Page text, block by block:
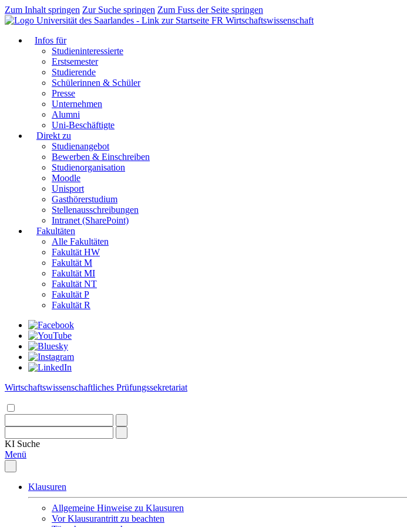
Zum Inhalt springen Zur Suche springen Zum Fuss der Seite springen
FR Wirtschaftswissenschaft
Infos für
Studieninteressierte
Erstsemester
Studierende
Schülerinnen & Schüler
Presse
Unternehmen
Alumni
Uni-Beschäftigte
Direkt zu
Studienangebot
Bewerben & Einschreiben
Studienorganisation
Moodle
Unisport
Gasthörerstudium
Stellenausschreibungen
Intranet (SharePoint)
Fakultäten
Alle Fakultäten
Fakultät HW
Fakultät M
Fakultät MI
Fakultät NT
Fakultät P
Fakultät R
Wirtschaftswissenschaftliches Prüfungssekretariat
KI Suche
Menü
Klausuren
Allgemeine Hinweise zu Klausuren
Vor Klausurantritt zu beachten